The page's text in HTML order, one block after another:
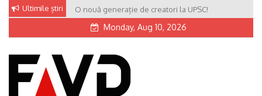
Skip
content
Ultimile știri O nouă generație de creatori la UPSC!
Monday, Aug 10, 2026